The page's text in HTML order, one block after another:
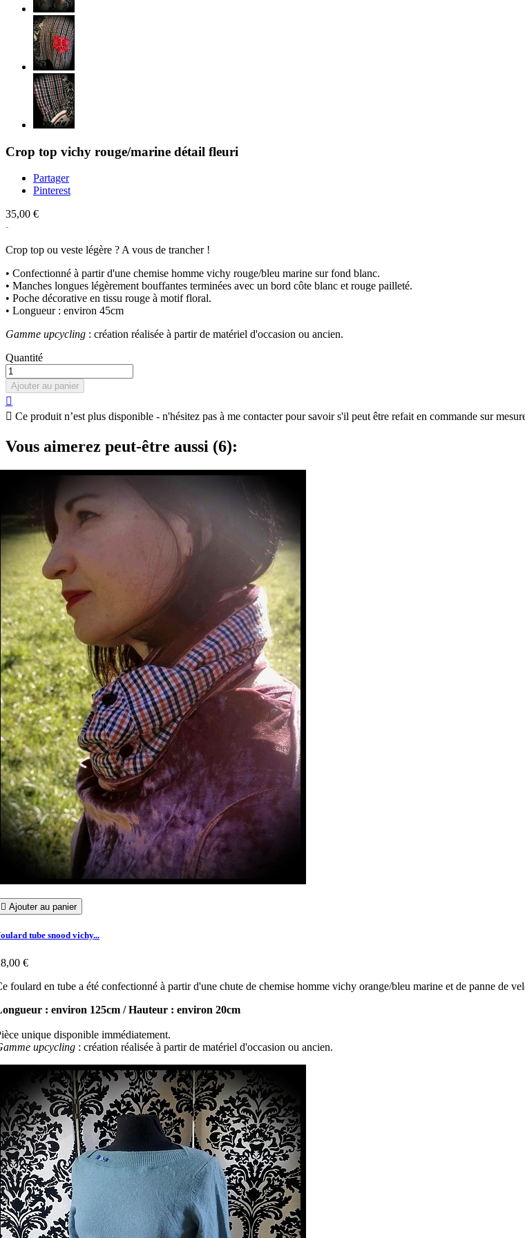
Crop top vichy rouge/marine détail fleuri
Partager
Pinterest
35,00 €
Crop top ou veste légère ? A vous de trancher !
• Confectionné à partir d'une chemise homme vichy rouge/bleu marine sur fond blanc.
• Manches longues légèrement bouffantes terminées avec un bord côte blanc et rouge pailleté.
• Poche décorative en tissu rouge à motif floral.
• Longueur : environ 45cm
Gamme upcycling : création réalisée à partir de matériel d'occasion ou ancien.
Quantité
Ajouter au panier

 Ce produit n’est plus disponible - n'hésitez pas à me contacter pour savoir s'il peut être refait en commande sur
Vous aimerez peut-être aussi (6):
 Ajouter au panier
tube snood vichy...
€
foulard en tube a été confectionné à partir d'une chute de chemise homme vichy orange/bleu marine et de panne de
: environ 125cm / Hauteur : environ 20cm
unique disponible immédiatement.
upcycling : création réalisée à partir de matériel d'occasion ou ancien.